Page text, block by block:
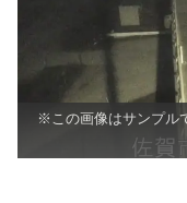
※この画像はサンプル